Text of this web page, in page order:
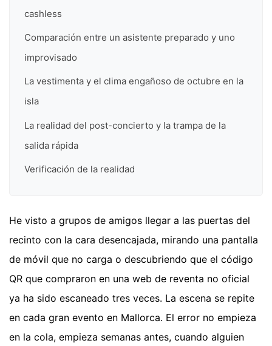
cashless
Comparación entre un asistente preparado y uno
improvisado
La vestimenta y el clima engañoso de octubre en la
isla
La realidad del post-concierto y la trampa de la
salida rápida
Verificación de la realidad
He visto a grupos de amigos llegar a las puertas del
recinto con la cara desencajada, mirando una pantalla
de móvil que no carga o descubriendo que el código
QR que compraron en una web de reventa no oficial
ya ha sido escaneado tres veces. La escena se repite
en cada gran evento en Mallorca. El error no empieza
en la cola, empieza semanas antes, cuando alguien